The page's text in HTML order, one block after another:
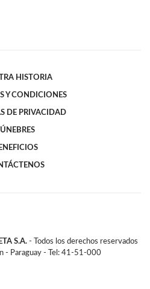
HISTORIA
Y CONDICIONES
DE PRIVACIDAD
S.A. - Todos los derechos reservados
- Paraguay - Tel: 41-51-000